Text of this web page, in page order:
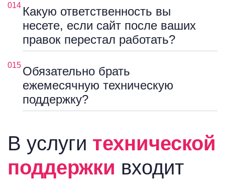
014 Какую ответственность вы
несете, если сайт после ваших
правок перестал работать?
015 Обязательно брать
ежемесячную техническую
поддержку?
В услуги технической
поддержки входит